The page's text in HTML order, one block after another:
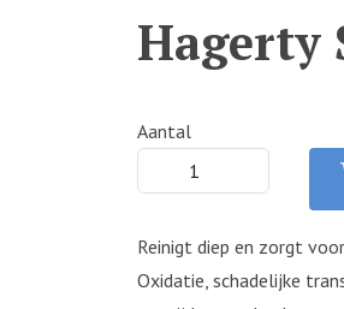
Hagerty
Aantal
Reinigt diep en zorgt
Oxidatie, schadelijke